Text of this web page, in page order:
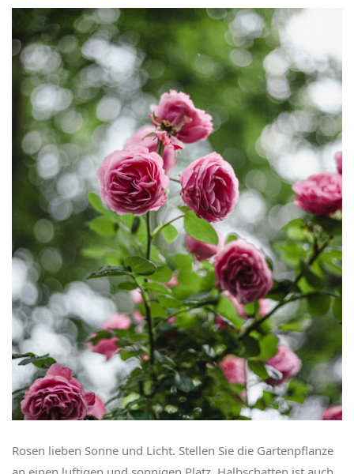
Rosen lieben Sonne und Licht. Stellen Sie die Gartenpflanze